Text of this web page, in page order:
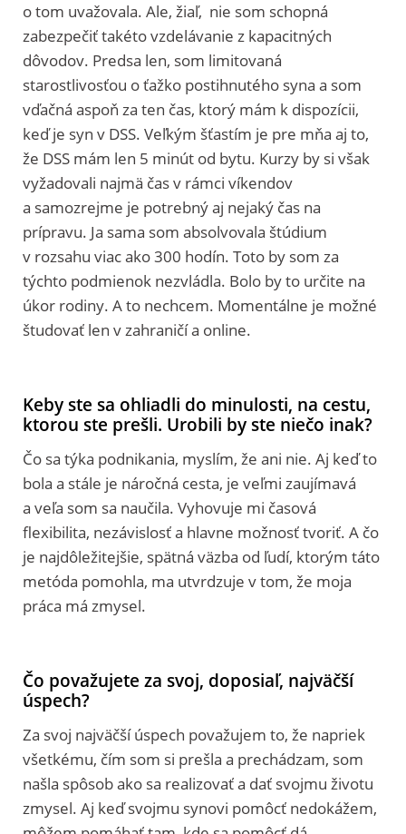
o tom uvažovala. Ale, žiaľ, nie som schopná
zabezpečiť takéto vzdelávanie z kapacitných
dôvodov. Predsa len, som limitovaná
starostlivosťou o ťažko postihnutého syna a som
vďačná aspoň za ten čas, ktorý mám k dispozícii,
keď je syn v DSS. Veľkým šťastím je pre mňa aj to,
že DSS mám len 5 minút od bytu. Kurzy by si však
vyžadovali najmä čas v rámci víkendov
a samozrejme je potrebný aj nejaký čas na
prípravu. Ja sama som absolvovala štúdium
v rozsahu viac ako 300 hodín. Toto by som za
týchto podmienok nezvládla. Bolo by to určite na
úkor rodiny. A to nechcem. Momentálne je možné
študovať len v zahraničí a online.
Keby ste sa ohliadli do minulosti, na cestu,
ktorou ste prešli. Urobili by ste niečo inak?
Čo sa týka podnikania, myslím, že ani nie. Aj keď to
bola a stále je náročná cesta, je veľmi zaujímavá
a veľa som sa naučila. Vyhovuje mi časová
flexibilita, nezávislosť a hlavne možnosť tvoriť. A čo
je najdôležitejšie, spätná väzba od ľudí, ktorým táto
metóda pomohla, ma utvrdzuje v tom, že moja
práca má zmysel.
Čo považujete za svoj, doposiaľ, najväčší
úspech?
Za svoj najväčší úspech považujem to, že napriek
všetkému, čím som si prešla a prechádzam, som
našla spôsob ako sa realizovať a dať svojmu životu
zmysel. Aj keď svojmu synovi pomôcť nedokážem,